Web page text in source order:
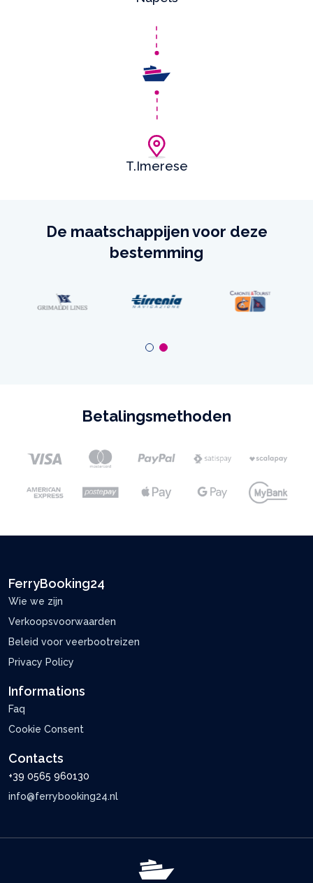
T.Imerese
De maatschappijen voor deze
bestemming
Betalingsmethoden
FerryBooking24
Wie we zijn
Verkoopsvoorwaarden
Beleid voor veerbootreizen
Privacy Policy
Informations
Faq
Cookie Consent
Contacts
+39 0565 960130
info@ferrybooking24.nl